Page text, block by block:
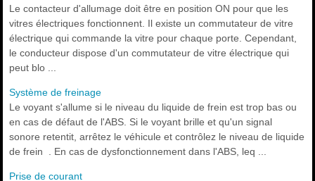
Le contacteur d'allumage doit être en position ON pour que les
vitres électriques fonctionnent. Il existe un commutateur de vitre
électrique qui commande la vitre pour chaque porte. Cependant,
le conducteur dispose d'un commutateur de vitre électrique qui
peut blo ...
Système de freinage
Le voyant s'allume si le niveau du liquide de frein est trop bas ou
en cas de défaut de l'ABS. Si le voyant brille et qu'un signal
sonore retentit, arrêtez le véhicule et contrôlez le niveau de liquide
de frein . En cas de dysfonctionnement dans l'ABS, leq ...
Prise de courant